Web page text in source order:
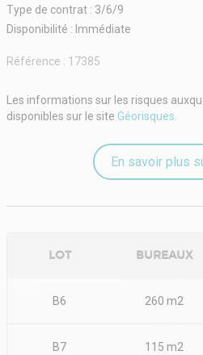
Terrasse accessible
Parkings privatifs
HT/HC/an - Bail commercial signé en
Type de contrat : 3/6/9
Disponibilité : Immédiate
Référence : 17385
Les informations sur les risques
disponibles sur le site Géorisques.
En savoir plus
LOT BUREAUX
B6 260 m2
B7 115 m2